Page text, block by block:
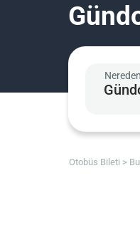
Nereden
Otobüs Bileti